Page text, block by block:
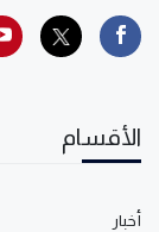
الأقسام
أخبار